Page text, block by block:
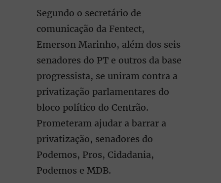
Segundo o secretário de
comunicação da Fentect,
Emerson Marinho, além dos seis
senadores do PT e outros da base
progressista, se uniram contra a
privatização parlamentares do
bloco político do Centrão.
Prometeram ajudar a barrar a
privatização, senadores do
Podemos, Pros, Cidadania,
Podemos e MDB.